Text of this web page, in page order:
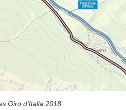
Giro d’Italia 2018